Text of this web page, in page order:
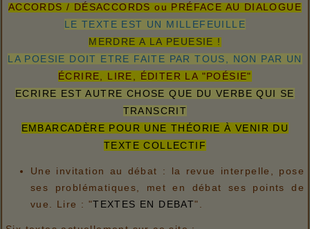
ACCORDS / DÉSACCORDS ou PRÉFACE AU DIALOGUE
LE TEXTE EST UN MILLEFEUILLE
MERDRE A LA PEUESIE !
LA POESIE DOIT ETRE FAITE PAR TOUS, NON PAR UN
ÉCRIRE, LIRE, ÉDITER LA "POÉSIE"
ECRIRE EST AUTRE CHOSE QUE DU VERBE QUI SE
TRANSCRIT
EMBARCADÈRE POUR UNE THÉORIE À VENIR DU
TEXTE COLLECTIF
Une invitation au débat : la revue interpelle, pose
ses problématiques, met en débat ses points de
vue. Lire : "TEXTES EN DEBAT".